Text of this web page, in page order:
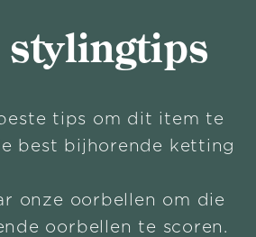
stylingtips
tips om dit item te
best bijhorende ketting
onze oorbellen om die
oorbellen te scoren.